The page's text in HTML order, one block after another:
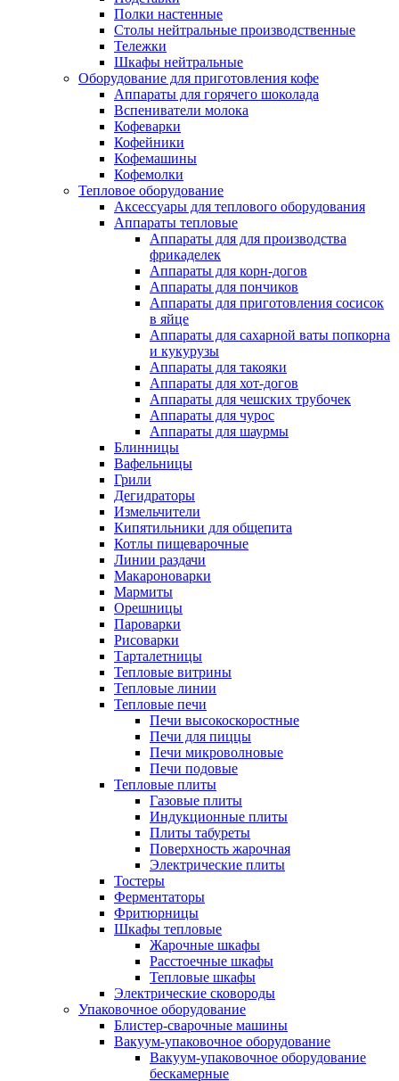
Полки настенные
Столы нейтральные производственные
Тележки
Шкафы нейтральные
Оборудование для приготовления кофе
Аппараты для горячего шоколада
Вспениватели молока
Кофеварки
Кофейники
Кофемашины
Кофемолки
Тепловое оборудование
Аксессуары для теплового оборудования
Аппараты тепловые
Аппараты для для производства
фрикаделек
Аппараты для корн-догов
Аппараты для пончиков
Аппараты для приготовления сосисок
в яйце
Аппараты для сахарной ваты попкорна
и кукурузы
Аппараты для такояки
Аппараты для хот-догов
Аппараты для чешских трубочек
Аппараты для чурос
Аппараты для шаурмы
Блинницы
Вафельницы
Грили
Дегидраторы
Измельчители
Кипятильники для общепита
Котлы пищеварочные
Линии раздачи
Макароноварки
Мармиты
Орешницы
Пароварки
Рисоварки
Тарталетницы
Тепловые витрины
Тепловые линии
Тепловые печи
Печи высокоскоростные
Печи для пиццы
Печи микроволновые
Печи подовые
Тепловые плиты
Газовые плиты
Индукционные плиты
Плиты табуреты
Поверхность жарочная
Электрические плиты
Тостеры
Ферментаторы
Фритюрницы
Шкафы тепловые
Жарочные шкафы
Расстоечные шкафы
Тепловые шкафы
Электрические сковороды
Упаковочное оборудование
Блистер-сварочные машины
Вакуум-упаковочное оборудование
Вакуум-упаковочное оборудование
беcкамерные